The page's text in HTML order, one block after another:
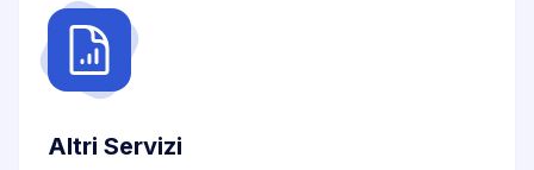
Altri Servizi